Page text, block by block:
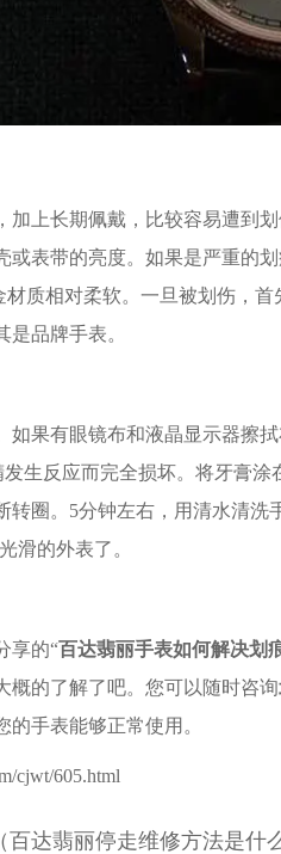
上长期佩戴，比较容易遭到划
或表带的亮度。如果是严重的
质相对柔软。一旦被划伤，
品牌手表。
果有眼镜布和液晶显示器擦拭
生反应而完全损坏。将牙膏
圈。5分钟左右，用清水清洗
滑的外表了。
享的“百达翡丽手表如何解决划
概的了解了吧。您可以随时咨询
手表能够正常使用。
cjwt/605.html
达翡丽停走维修方法是什么